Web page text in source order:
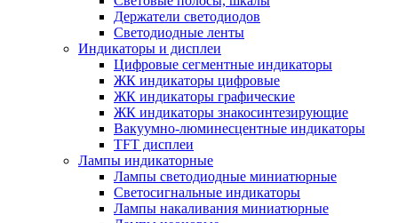
Держатели светодиодов
Светодиодные ленты
Индикаторы и дисплеи
Цифровые сегментные индикаторы
ЖК индикаторы цифровые
ЖК индикаторы графические
ЖК индикаторы знакосинтезирующие
Вакуумно-люминесцентные индикаторы
TFT дисплеи
Лампы индикаторные
Лампы светодиодные миниатюрные
Светосигнальные индикаторы
Лампы накаливания миниатюрные